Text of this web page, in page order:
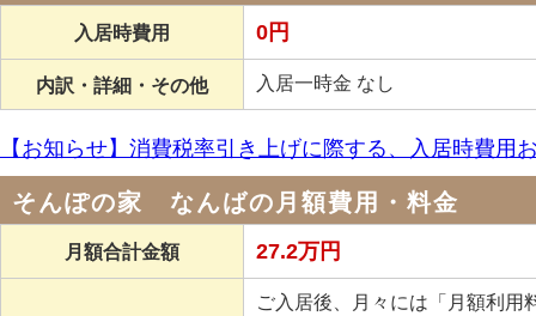
入居時費用 0円
内訳・詳細・その他 入居一時金 なし
【お知らせ】消費税率引き上げに際する、入居時費用
そんぽの家 なんばの月額費用・料金
月額合計金額 27.2万円
ご入居後、月々には「月額利用